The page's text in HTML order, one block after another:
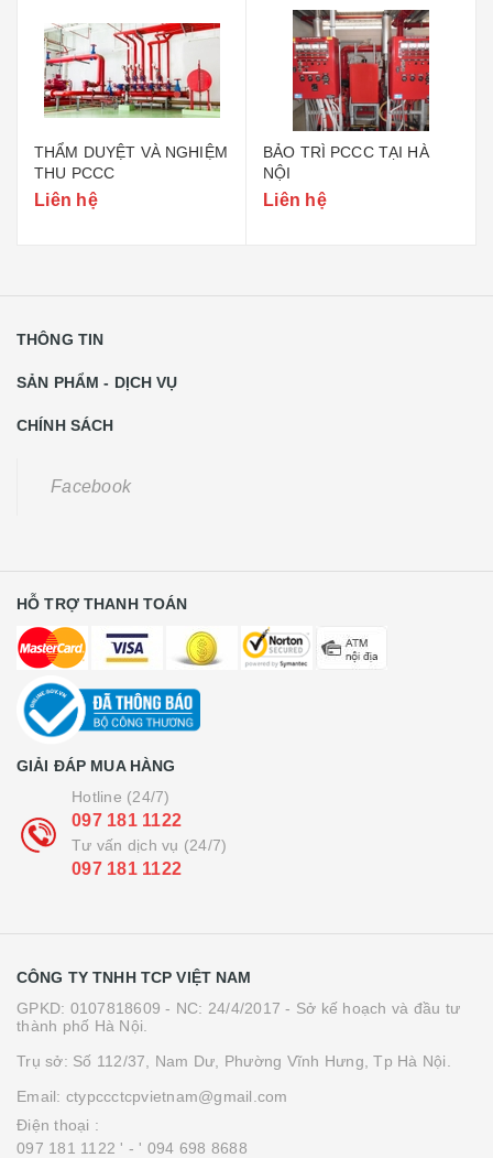
THẨM DUYỆT VÀ NGHIỆM
THU PCCC
Liên hệ
BẢO TRÌ PCCC TẠI HÀ
NỘI
Liên hệ
THÔNG TIN
SẢN PHẨM - DỊCH VỤ
CHÍNH SÁCH
Facebook
HỖ TRỢ THANH TOÁN
GIẢI ĐÁP MUA HÀNG
Hotline (24/7)
097 181 1122
Tư vấn dịch vụ (24/7)
097 181 1122
CÔNG TY TNHH TCP VIỆT NAM
GPKD: 0107818609 - NC: 24/4/2017 - Sở kế hoạch và đầu tư
thành phố Hà Nội.
Trụ sở: Số 112/37, Nam Dư, Phường Vĩnh Hưng, Tp Hà Nội.
Email: ctypccctcpvietnam@gmail.com
Điện thoại :
097 181 1122 ' - ' 094 698 8688